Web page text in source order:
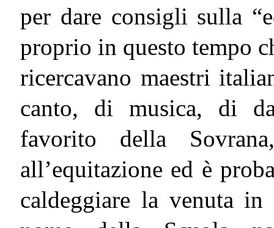
per dare consigli sulla
proprio in questo tempo
ricercavano maestri
canto, di musica, di
favorito della
all’equitazione ed è
caldeggiare la venuta